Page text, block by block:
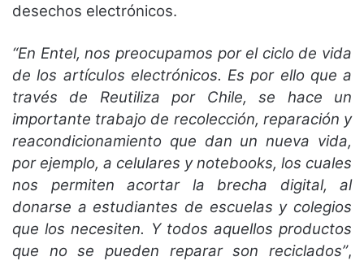
desechos electrónicos.
“En Entel, nos preocupamos por el ciclo de vida
de los artículos electrónicos. Es por ello que a
través de Reutiliza por Chile, se hace un
importante trabajo de recolección, reparación y
reacondicionamiento que dan un nueva vida,
por ejemplo, a celulares y notebooks, los cuales
nos permiten acortar la brecha digital, al
donarse a estudiantes de escuelas y colegios
que los necesiten. Y todos aquellos productos
que no se pueden reparar son reciclados”,